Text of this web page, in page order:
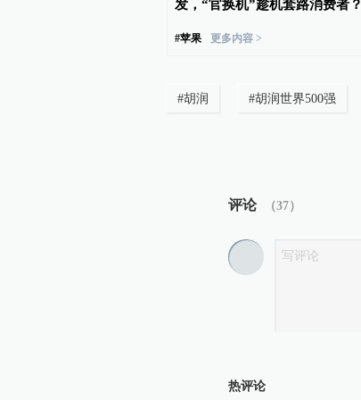
发，“官换机”趁机套路消费者？
#苹果 更多内容 >
#胡润 #胡润世界500强
评论 （37）
热评论